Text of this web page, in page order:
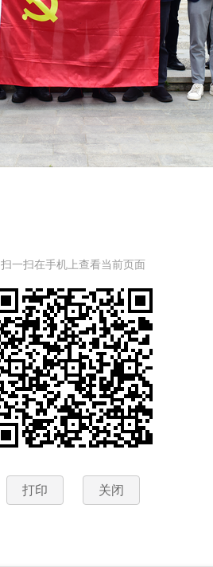
扫一扫在手机上查看当前页面
打印 关闭